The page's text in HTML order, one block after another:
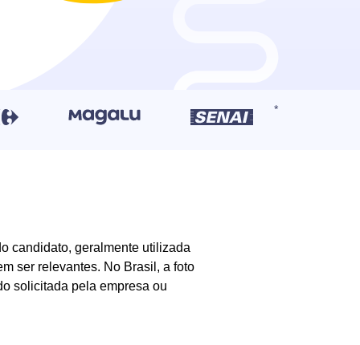
candidato, geralmente utilizada
ser relevantes. No Brasil, a foto
solicitada pela empresa ou